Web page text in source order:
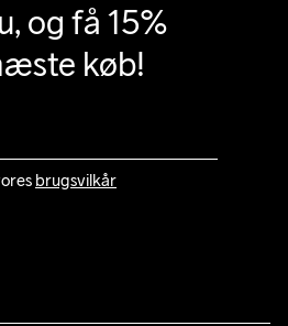
og få 15%
køb!
brugsvilkår